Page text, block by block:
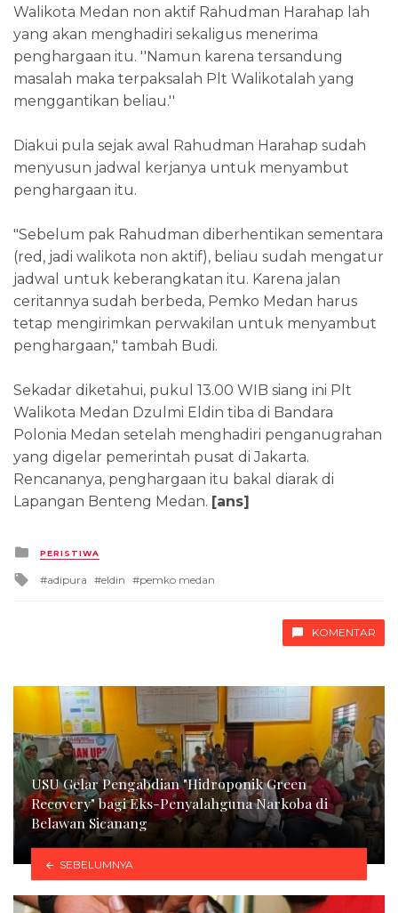
Walikota Medan non aktif Rahudman Harahap lah
yang akan menghadiri sekaligus menerima
penghargaan itu. ''Namun karena tersandung
masalah maka terpaksalah Plt Walikotalah yang
menggantikan beliau.''
Diakui pula sejak awal Rahudman Harahap sudah
menyusun jadwal kerjanya untuk menyambut
penghargaan itu.
"Sebelum pak Rahudman diberhentikan sementara
(red, jadi walikota non aktif), beliau sudah mengatur
jadwal untuk keberangkatan itu. Karena jalan
ceritannya sudah berbeda, Pemko Medan harus
tetap mengirimkan perwakilan untuk menyambut
penghargaan," tambah Budi.
Sekadar diketahui, pukul 13.00 WIB siang ini Plt
Walikota Medan Dzulmi Eldin tiba di Bandara
Polonia Medan setelah menghadiri penganugrahan
yang digelar pemerintah pusat di Jakarta.
Rencananya, penghargaan itu bakal diarak di
Lapangan Benteng Medan. [ans]
Posted
in
PERISTIWA
Tagged
adipura eldin pemko medan
KOMENTAR
USU Gelar Pengabdian "Hidroponik Green
Recovery" bagi Eks-Penyalahguna Narkoba di
Belawan Sicanang
SEBELUMNYA